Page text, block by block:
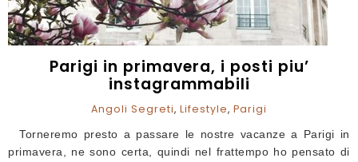
Parigi in primavera, i posti piu’
instagrammabili
Angoli Segreti, Lifestyle, Parigi
Torneremo presto a passare le nostre vacanze a Parigi in
primavera, ne sono certa, quindi nel frattempo ho pensato di